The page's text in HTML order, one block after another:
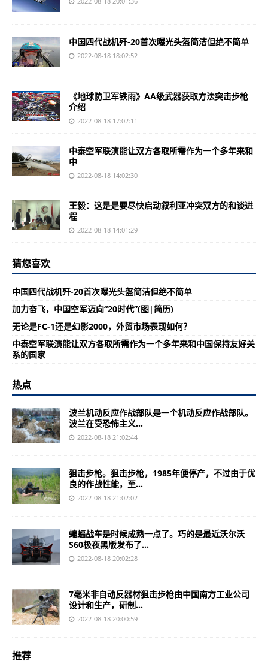
中国四代战机歼-20首次曝光头盔简洁但绝不简单
2022-08-18 18:02:52
《地球防卫军铁雨》AA级武器获取方法突击步枪
介绍
2022-08-18 17:02:11
中泰空军联演能让双方各取所需作为一个多年来和
中
2022-08-18 14:02:30
王毅：这是是要尽快启动叙利亚冲突双方的和谈进
程
2022-08-18 14:01:29
猜您喜欢
中国四代战机歼-20首次曝光头盔简洁但绝不简单
加力奋飞，中国空军迈向“20时代”(图|简历)
无论是FC-1还是幻影2000，外贸市场表现如何？
中泰空军联演能让双方各取所需作为一个多年来和中国保持友好关
系的国家
热点
波兰机动反应作战部队是一个机动反应作战部队。
波兰在受恐怖主义...
2022-08-18 21:02:44
狙击步枪。狙击步枪，1985年便停产，不过由于优
良的作战性能，至...
2022-08-18 21:02:02
蝙蝠战车是时候成熟一点了。巧的是最近沃尔沃
S60极夜黑版发布了...
2022-08-18 20:02:28
7毫米非自动反器材狙击步枪由中国南方工业公司
设计和生产，研制...
2022-08-18 20:00:59
推荐